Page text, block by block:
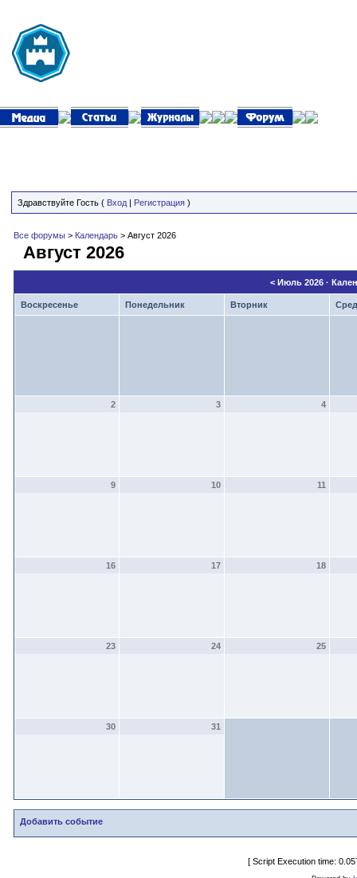
Здравствуйте Гость ( Вход | Регистрация )
Все форумы > Календарь > Август 2026
Август 2026
< Июль 2026 ·
Воскресенье Понедельник Вторник
2 3 4
9 10 11
16 17 18
23 24 25
30 31
Добавить событие
[ Script Execution time: